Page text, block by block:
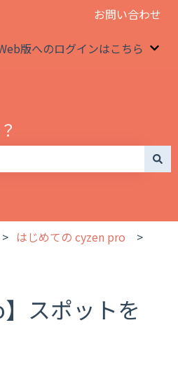
お問い合わせ
版へのログインはこちら
はじめての cyzen pro
】スポットを